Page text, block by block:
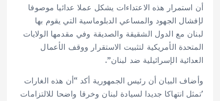
أن استمرار هذه الاعتداءات يشكل عملا عدائيا موصوفا
لإفشال الجهود والمساعي الدبلوماسية التي يقوم بها
لبنان مع الدول الشقيقة والصديقة وفي مقدمها الولايات
المتحدة الأمريكية لتثبيت الاستقرار ووقف الأعمال
العدائية الإسرائيلية ضد لبنان”.
وأضاف البيان أن رئيس الجمهورية أكد “أن هذه الغارات
'تمثل انتهاكا جديدا لسيادة لبنان وخرقا واضحا للالتزامات